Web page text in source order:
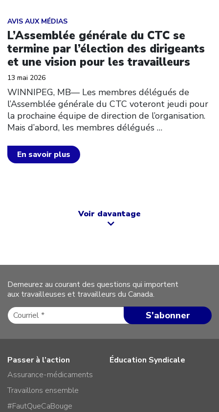
AVIS AUX MÉDIAS
L’Assemblée générale du CTC se
termine par l’élection des dirigeants
et une vision pour les travailleurs
13 mai 2026
WINNIPEG, MB— Les membres délégués de
l’Assemblée générale du CTC voteront jeudi pour
la prochaine équipe de direction de l’organisation.
Mais d’abord, les membres délégués …
En savoir plus
Click to open the link
Voir davantage
Demeurez au courant des questions qui importent
aux travailleuses et travailleurs du Canada.
Passer à l’action
Assurance-médicaments
Travaillons ensemble
#FautQueCaBouge
Éducation Syndicale